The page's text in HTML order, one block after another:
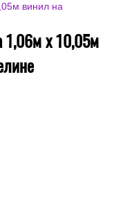
винил на
х 10,05м